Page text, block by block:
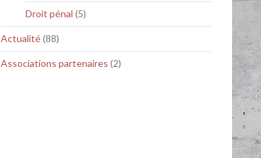
Droit pénal (5)
Actualité(88)
Associations partenaires (2)